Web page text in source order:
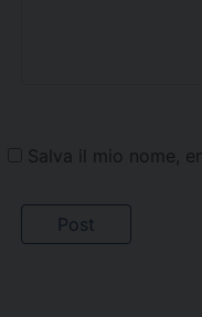
Salva il mio nome,